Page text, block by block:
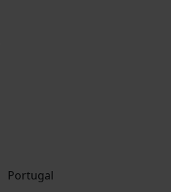
Portugal